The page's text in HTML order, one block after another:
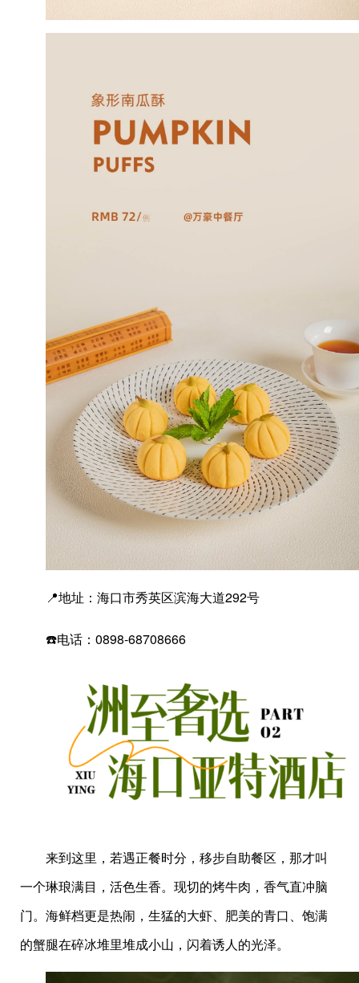
📍地址：海口市秀英区滨海大道292号
☎️电话：0898-68708666
来到这里，若遇正餐时分，移步自助餐区，那才叫
一个琳琅满目，活色生香。现切的烤牛肉，香气直冲脑
门。海鲜档更是热闹，生猛的大虾、肥美的青口、饱满
的蟹腿在碎冰堆里堆成小山，闪着诱人的光泽。